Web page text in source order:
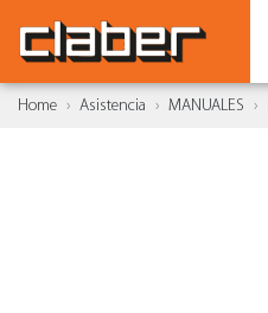
Home Asistencia MANUALES